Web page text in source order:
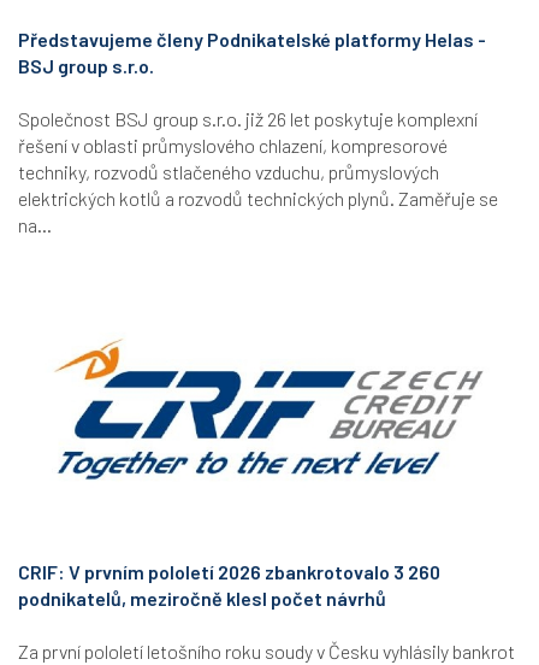
Představujeme členy Podnikatelské platformy Helas -
BSJ group s.r.o.
Společnost BSJ group s.r.o. již 26 let poskytuje komplexní
řešení v oblasti průmyslového chlazení, kompresorové
techniky, rozvodů stlačeného vzduchu, průmyslových
elektrických kotlů a rozvodů technických plynů. Zaměřuje se
na...
CRIF: V prvním pololetí 2026 zbankrotovalo 3 260
podnikatelů, meziročně klesl počet návrhů
Za první pololetí letošního roku soudy v Česku vyhlásily bankrot